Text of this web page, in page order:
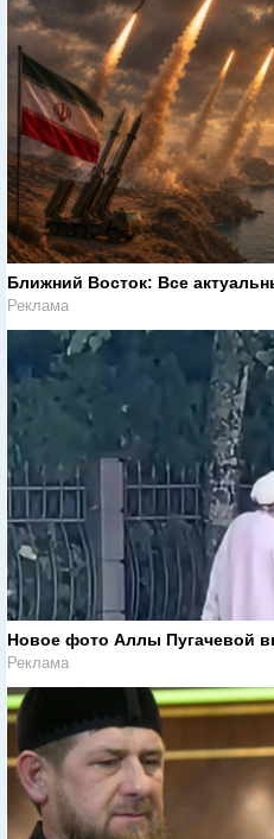
Ближний Восток: Все
Реклама
Новое фото Аллы Пугачевой
Реклама